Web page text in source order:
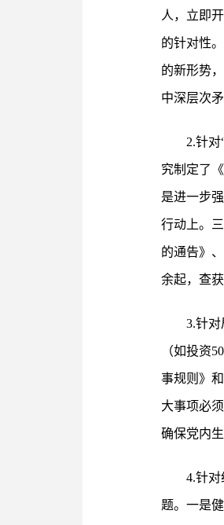
人，立即
的针对性
的新形势
中深层次
2.针
究制定了
是进一步
行动上。
的通告》
余起，查
3.针
（如投资
事规则》
大事项必
确保党内
4.针
题。一是